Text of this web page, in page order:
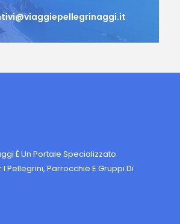
È Un Portale Specializzato
Pellegrini, Parrocchie E Gruppi Di